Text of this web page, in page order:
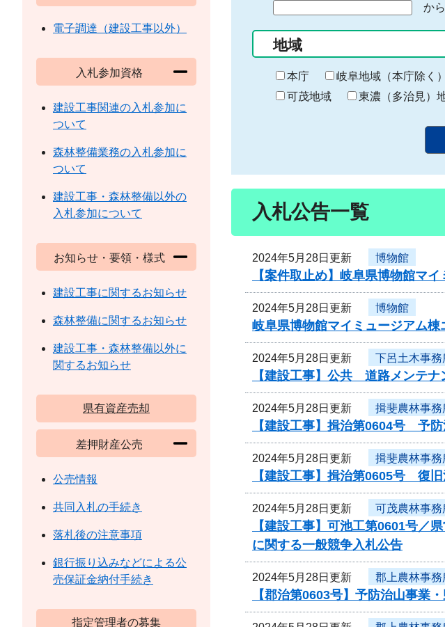
の
始
ま
り
から
地域
本庁 岐阜地域（本庁除く）
可茂地域
東濃（多治見）
入札公告一覧
2024年5月28日更新 博物館
【案件取止め】岐阜県博物館マ
2024年5月28日更新 博物館
岐阜県博物館マイミュージアム
2024年5月28日更新 下呂土木事務
【建設工事】公共 道路メンテ
2024年5月28日更新 揖斐農林事務
【建設工事】揖治第0604号 予
2024年5月28日更新 揖斐農林事務
【建設工事】揖治第0605号 復
2024年5月28日更新 可茂農林事務
【建設工事】可池工第0601号／
に関する一般競争入札公告
2024年5月28日更新 郡上農林事務
【郡治第0603号】予防治山事業
電子調達（建設工事以外）
入札参加資格
建設工事関連の入札参加に
ついて
森林整備業務の入札参加に
ついて
建設工事・森林整備以外の
入札参加について
お知らせ・要領・様式
建設工事に関するお知らせ
森林整備に関するお知らせ
建設工事・森林整備以外に
関するお知らせ
県有資産売却
差押財産公売
公売情報
共同入札の手続き
落札後の注意事項
銀行振り込みなどによる公
売保証金納付手続き
指定管理者の募集